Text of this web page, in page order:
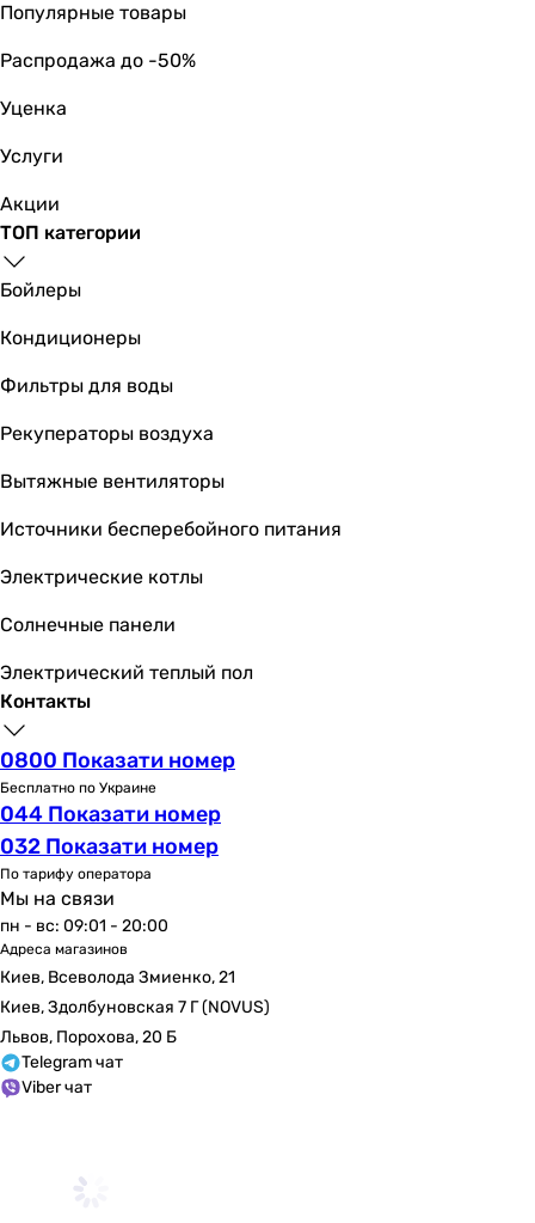
Популярные товары
Распродажа до -50%
Уценка
Услуги
Акции
ТОП категории
Бойлеры
Кондиционеры
Фильтры для воды
Рекуператоры воздуха
Вытяжные вентиляторы
Источники бесперебойного питания
Электрические котлы
Солнечные панели
Электрический теплый пол
Контакты
0800 Показати номер
Бесплатно по Украине
044 Показати номер
032 Показати номер
По тарифу оператора
Мы на связи
пн - вс: 09:01 - 20:00
Адреса магазинов
Киев, Всеволода Змиенко, 21
Киев, Здолбуновская 7 Г (NOVUS)
Львов, Порохова, 20 Б
Telegram чат
Viber чат